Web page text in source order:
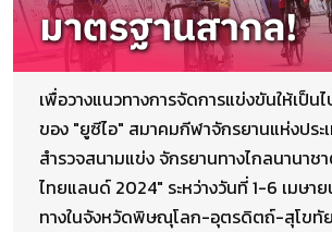
เพื่อวางแนวทางการจัดการแข่งขันให้เป็น
ของ "ยูซีไอ" สมาคมกีฬาจักรยานแห่งประ
สำรวจสนามแข่ง จักรยานทางไกลนานาช
ไทยแลนด์ 2024" ระหว่างวันที่ 1-6 เมษา
ทางในจังหวัดพิษณุโลก-อุตรดิตถ์-สุโขทั